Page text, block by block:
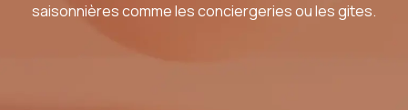
saisonnières comme les conciergeries ou les gites.